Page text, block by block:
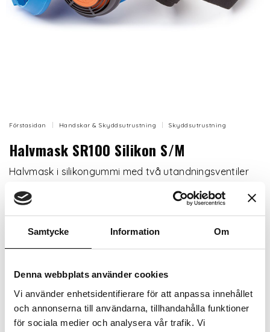
Samtycke Information Om
Denna webbplats använder cookies
Vi använder enhetsidentifierare för att anpassa innehållet
och annonserna till användarna, tillhandahålla funktioner
för sociala medier och analysera vår trafik. Vi
Förstasidan Handskar & Skyddsutrustning Skyddsutrustning
Halvmask SR100 Silikon S/M
Halvmask i silikongummi med två utandningsventiler
kombination med bekvämlighet.
Finns i lager (2 st)